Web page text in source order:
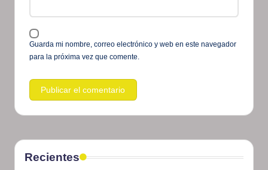
Guarda mi nombre, correo electrónico y web en este navegador
para la próxima vez que comente.
Recientes